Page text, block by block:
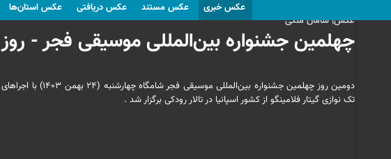
عکس خبری
عکس مستند عکس دریافتی عکس استان‌ها
عکس| سامان ملکی
چهلمین جشنواره بین‌المللی موسیقی فجر -
دومین روز چهلمین
تک نوازی گیتار فلامینگو از کشور اسپانیا در تالار رودکی برگزار شد .